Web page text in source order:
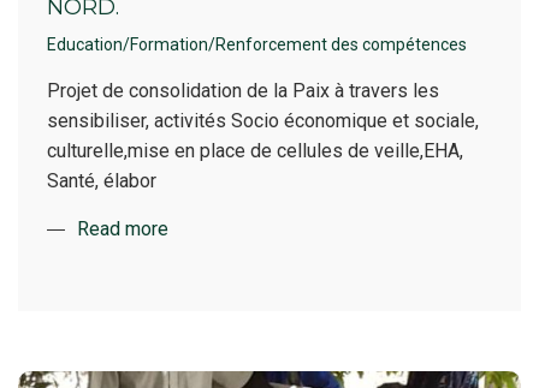
NORD.
Education/Formation/Renforcement des compétences
Projet de consolidation de la Paix à travers les
sensibiliser, activités Socio économique et sociale,
culturelle,mise en place de cellules de veille,EHA,
Santé, élabor
Read more